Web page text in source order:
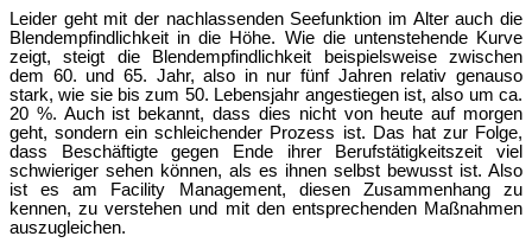
Leider geht mit der nachlassenden Seefunktion im Alter auch die
Blendempfindlichkeit in die Höhe. Wie die untenstehende Kurve
zeigt, steigt die Blendempfindlichkeit beispielsweise zwischen
dem 60. und 65. Jahr, also in nur fünf Jahren relativ genauso
stark, wie sie bis zum 50. Lebensjahr angestiegen ist, also um ca.
20 %. Auch ist bekannt,dass dies nicht von heute auf morgen
geht, sondern ein schleichender Prozess ist. Das hat zur Folge,
dass Beschäftigte gegen Ende ihrer Berufstätigkeitszeit viel
schwieriger sehen können, als es ihnen selbst bewusst ist. Also
ist es am Facility Management, diesen Zusammenhang zu
kennen, zu verstehen und mit den entsprechenden Maßnahmen
auszugleichen.